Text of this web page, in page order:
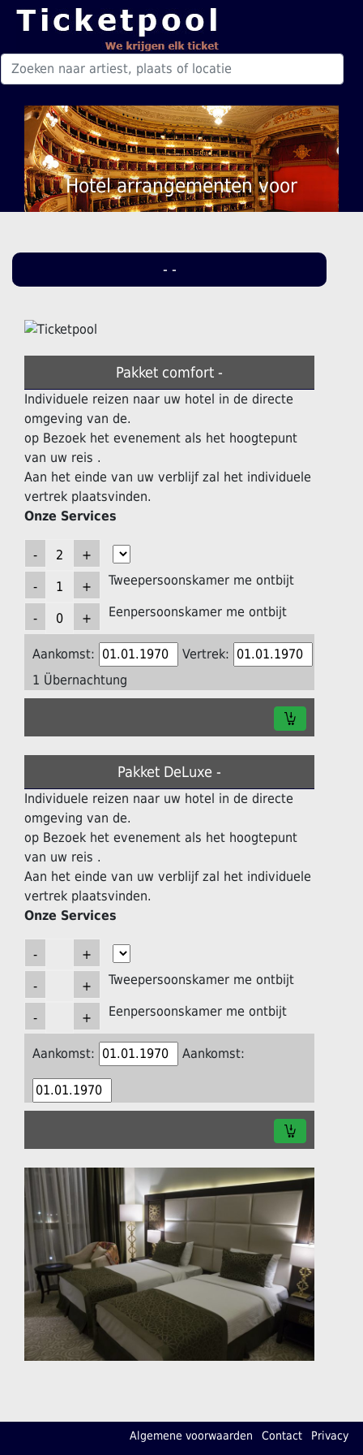
Hotel arrangementen voor
- -
Pakket comfort -
Individuele reizen naar uw hotel in de directe
omgeving van de.
op Bezoek het evenement als het hoogtepunt
van uw reis .
Aan het einde van uw verblijf zal het individuele
vertrek plaatsvinden.
Onze Services
Tweepersoonskamer me ontbijt
Eenpersoonskamer me ontbijt
Aankomst:
Vertrek:
1 Übernachtung
Pakket DeLuxe -
Individuele reizen naar uw hotel in de directe
omgeving van de.
op Bezoek het evenement als het hoogtepunt
van uw reis .
Aan het einde van uw verblijf zal het individuele
vertrek plaatsvinden.
Onze Services
Tweepersoonskamer me ontbijt
Eenpersoonskamer me ontbijt
Aankomst: Aankomst:
Algemene voorwaarden Contact Privacy